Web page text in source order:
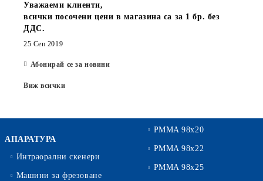
Уважаеми клиенти,
всички посочени цени в магазина са за 1 бр. без
ДДС.
25 Сеп 2019
Абонирай се за новини
Виж всички
АПАРАТУРА
Интраорални скенери
Машини за фрезоване
PMMA 98x20
PMMA 98x22
PMMA 98x25